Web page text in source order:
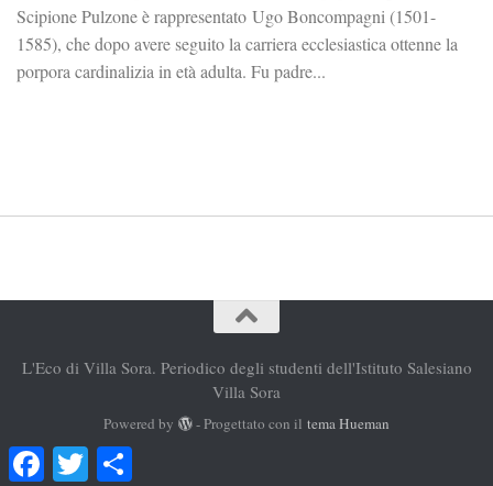
Scipione Pulzone è rappresentato Ugo Boncompagni (1501-
1585), che dopo avere seguito la carriera ecclesiastica ottenne la
porpora cardinalizia in età adulta. Fu padre...
L'Eco di Villa Sora. Periodico degli studenti dell'Istituto Salesiano
Villa Sora
Powered by - Progettato con iltema Hueman
FacebookTwitter